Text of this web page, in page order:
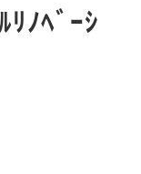
ﾘﾉﾍﾞｰｼ